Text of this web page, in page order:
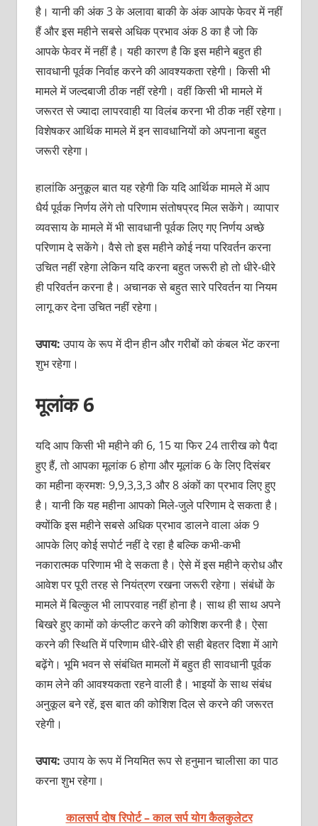
है। यानी की अंक 3 के अलावा बाकी के अंक आपके फेवर में नहीं
हैं और इस महीने सबसे अधिक प्रभाव अंक 8 का है जो कि
आपके फेवर में नहीं है। यही कारण है कि इस महीने बहुत ही
सावधानी पूर्वक निर्वाह करने की आवश्यकता रहेगी। किसी भी
मामले में जल्दबाजी ठीक नहीं रहेगी। वहीं किसी भी मामले में
जरूरत से ज्यादा लापरवाही या विलंब करना भी ठीक नहीं रहेगा।
विशेषकर आर्थिक मामले में इन सावधानियों को अपनाना बहुत
जरूरी रहेगा।
हालांकि अनुकूल बात यह रहेगी कि यदि आर्थिक मामले में आप
धैर्य पूर्वक निर्णय लेंगे तो परिणाम संतोषप्रद मिल सकेंगे। व्यापार
व्यवसाय के मामले में भी सावधानी पूर्वक लिए गए निर्णय अच्छे
परिणाम दे सकेंगे। वैसे तो इस महीने कोई नया परिवर्तन करना
उचित नहीं रहेगा लेकिन यदि करना बहुत जरूरी हो तो धीरे-धीरे
ही परिवर्तन करना है। अचानक से बहुत सारे परिवर्तन या नियम
लागू कर देना उचित नहीं रहेगा।
उपाय:उपाय के रूप में दीन हीन और गरीबों को कंबल भेंट करना
शुभ रहेगा।
मूलांक 6
यदि आप किसी भी महीने की 6, 15 या फिर 24 तारीख को पैदा
हुए हैं, तो आपका मूलांक 6 होगा और मूलांक 6 के लिए दिसंबर
का महीना क्रमशः 9,9,3,3,3 और 8 अंकों का प्रभाव लिए हुए
है। यानी कि यह महीना आपको मिले-जुले परिणाम दे सकता है।
क्योंकि इस महीने सबसे अधिक प्रभाव डालने वाला अंक 9
आपके लिए कोई सपोर्ट नहीं दे रहा है बल्कि कभी-कभी
नकारात्मक परिणाम भी दे सकता है। ऐसे में इस महीने क्रोध और
आवेश पर पूरी तरह से नियंत्रण रखना जरूरी रहेगा। संबंधों के
मामले में बिल्कुल भी लापरवाह नहीं होना है। साथ ही साथ अपने
बिखरे हुए कामों को कंप्लीट करने की कोशिश करनी है। ऐसा
करने की स्थिति में परिणाम धीरे-धीरे ही सही बेहतर दिशा में आगे
बढ़ेंगे। भूमि भवन से संबंधित मामलों में बहुत ही सावधानी पूर्वक
काम लेने की आवश्यकता रहने वाली है। भाइयों के साथ संबंध
अनुकूल बने रहें, इस बात की कोशिश दिल से करने की जरूरत
रहेगी।
उपाय:उपाय के रूप में नियमित रूप से हनुमान चालीसा का पाठ
करना शुभ रहेगा।
कालसर्प दोष रिपोर्ट – काल सर्प योग कैलकुलेटर